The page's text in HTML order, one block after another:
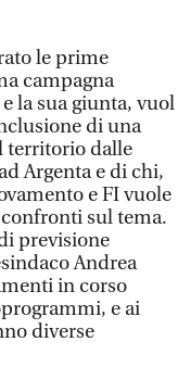
le prime
campagna
la sua giunta, vuol
di una
territorio dalle
Argenta e di chi,
e FI vuole
sul tema.
previsione
Andrea
in corso
e ai
diverse